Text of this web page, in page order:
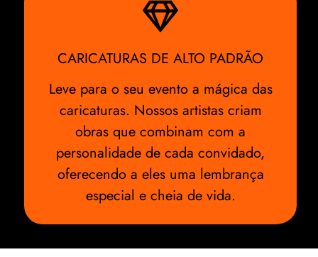
CARICATURAS DE ALTO PADRÃO
Leve para o seu evento a mágica das
caricaturas. Nossos artistas criam
obras que combinam com a
personalidade de cada convidado,
oferecendo a eles uma lembrança
especial e cheia de vida.